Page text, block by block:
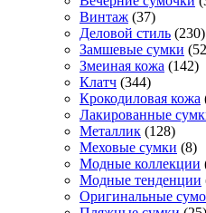
Винтаж (37)
Деловой стиль (230)
Замшевые сумки
Змеиная кожа (142)
Клатч (344)
Крокодиловая кожа
Лакированные
Металлик (128)
Меховые сумки (8)
Модные коллекции
Модные тенденции
Оригинальные